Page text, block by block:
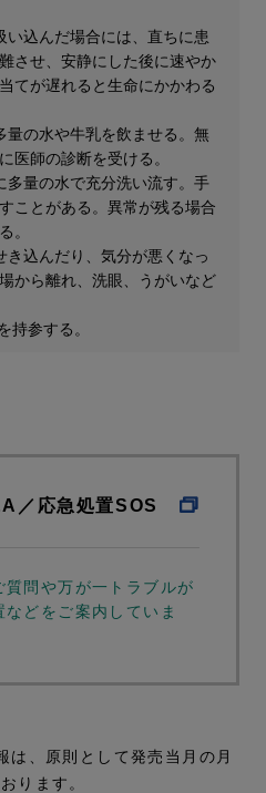
込んだ場合には、直ちに患
させ、安静にした後に速やか
てが遅れると生命にかかわる
量の水や牛乳を飲ませる。無
医師の診断を受ける。
多量の水で充分洗い流す。手
ことがある。異常が残る場合
。
込んだり、気分が悪くなっ
から離れ、洗眼、うがいなど
持参する。
／応急処置SOS
問や万が一トラブルが
どをご案内していま
は、原則として発売当月の月
ります。